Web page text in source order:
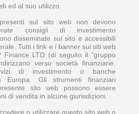
ed al suo utilizzo.
sul sito web non devono
consigli di investimento
disseminate sul sito e accessibili
Tutti i link e i banner sui siti web
LTD (di seguito il “gruppo
verso società finanziarie,
di investimento o banche
Europa. Gli strumenti finanziari
sito web possono essere
di vendita in alcune giurisdizioni.
o utilizzare questo sito web o